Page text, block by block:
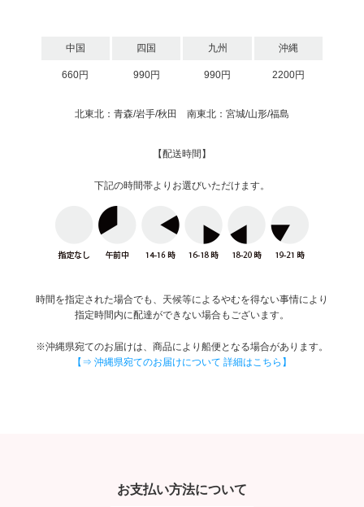
中国 四国 九州 沖縄
660円 990円 990円 2200円
北東北：青森/岩手/秋田 南東北：宮城/山形/福島
【配送時間】
下記の時間帯よりお選びいただけます。
時間を指定された場合でも、天候等によるやむを得ない事情により
指定時間内に配達ができない場合もございます。
※沖縄県宛てのお届けは、商品により船便となる場合があります。
【⇒ 沖縄県宛てのお届けについて 詳細はこちら】
お支払い方法について